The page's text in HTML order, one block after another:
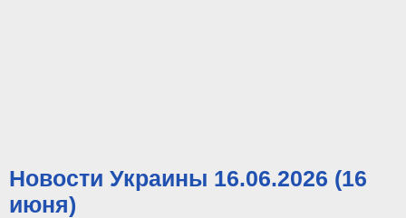
Новости Украины 16.06.2026 (16
июня)